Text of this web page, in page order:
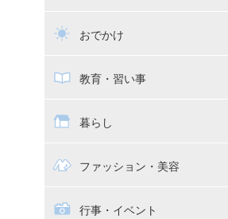
トイトレ
乳幼児健診・予防接種
おでかけ
子供とおでかけ
抱っこ紐
教育・習い事
教育・習い事
幼稚園
絵本
暮らし
ママの日常
家族関係・夫婦関係
ファッション・美容
子供の服・ファッション
行事・イベント